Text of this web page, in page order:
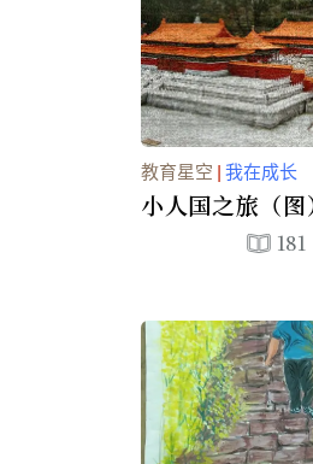
教育星空 |我在成长
小人国之旅（图
181